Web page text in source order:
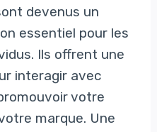
devenus un
essentiel pour les
Ils offrent une
interagir avec
votre
marque. Une